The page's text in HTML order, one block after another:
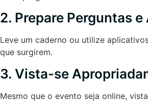
2. Prepare Perguntas
Leve um caderno ou utilize
que surgirem.
3. Vista-se
Mesmo que o evento seja online,